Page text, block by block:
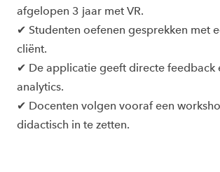
afgelopen 3 jaar met VR.
✔ Studenten oefenen gesprekken met
cliënt.
✔ De applicatie geeft directe feedback
analytics.
✔ Docenten volgen vooraf een
didactisch in te zetten.